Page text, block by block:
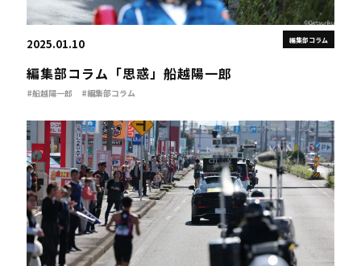
編集部コラム
2025.01.10
編集部コラム「思惑」船越陽一郎
#船越陽一郎 #編集部コラム